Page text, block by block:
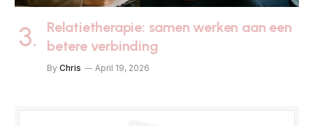
Relatietherapie: samen werken aan een
betere verbinding
By Chris April 19, 2026